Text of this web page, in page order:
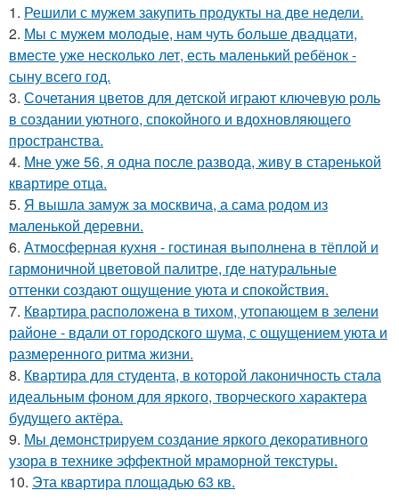
1. Решили с мужем закупить продукты на две недели.
2. Мы с мужем молодые, нам чуть больше двадцати,
вместе уже несколько лет, есть маленький ребёнок -
сыну всего год.
3. Сочетания цветов для детской играют ключевую роль
в создании уютного, спокойного и вдохновляющего
пространства.
4. Мне уже 56, я одна после развода, живу в старенькой
квартире отца.
5. Я вышла замуж за москвича, а сама родом из
маленькой деревни.
6. Атмосферная кухня - гостиная выполнена в тёплой и
гармоничной цветовой палитре, где натуральные
оттенки создают ощущение уюта и спокойствия.
7. Квартира расположена в тихом, утопающем в зелени
районе - вдали от городского шума, с ощущением уюта и
размеренного ритма жизни.
8. Квартира для студента, в которой лаконичность стала
идеальным фоном для яркого, творческого характера
будущего актёра.
9. Мы демонстрируем создание яркого декоративного
узора в технике эффектной мраморной текстуры.
10. Эта квартира площадью 63 кв.